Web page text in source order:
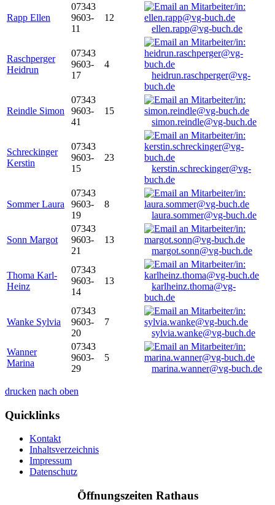
Rapp Ellen
07343
9603-
11
12
ellen.rapp@vg-buch.de
Raschperger
Heidrun
07343
9603-
17
4
heidrun.raschperger@vg-
buch.de
Reindle Simon
07343
9603-
41
15
simon.reindle@vg-buch.de
Schreckinger
Kerstin
07343
9603-
15
23
kerstin.schreckinger@vg-
buch.de
Sommer Laura
07343
9603-
19
8
laura.sommer@vg-buch.de
Sonn Margot
07343
9603-
21
13
margot.sonn@vg-buch.de
Thoma Karl-
Heinz
07343
9603-
14
13
karlheinz.thoma@vg-
buch.de
Wanke Sylvia
07343
9603-
20
7
sylvia.wanke@vg-buch.de
Wanner
Marina
07343
9603-
29
5
marina.wanner@vg-buch.de
drucken nach oben
Quicklinks
Kontakt
Inhaltsverzeichnis
Impressum
Datenschutz
Öffnungszeiten Rathaus